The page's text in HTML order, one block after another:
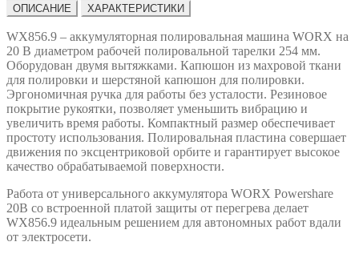
ОПИСАНИЕ
ХАРАКТЕРИСТИКИ
WX856.9 – аккумуляторная полировальная машина WORX на
20 В диаметром рабочей полировальной тарелки 254 мм.
Оборудован двумя вытяжками. Капюшон из махровой ткани
для полировки и шерстяной капюшон для полировки.
Эргономичная ручка для работы без усталости. Резиновое
покрытие рукоятки, позволяет уменьшить вибрацию и
увеличить время работы. Компактный размер обеспечивает
простоту использования. Полировальная пластина совершает
движения по эксцентриковой орбите и гарантирует высокое
качество обрабатываемой поверхности.
Работа от универсального аккумулятора WORX Powershare
20В со встроенной платой защиты от перегрева делает
WX856.9 идеальным решением для автономных работ вдали
от электросети.